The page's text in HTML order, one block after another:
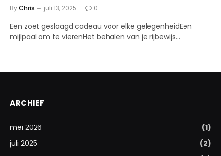
ByChris juli 13, 2025 0
Een zoet geslaagd cadeau voor elke gelegenheidEen
mijlpaal om te vierenHet behalen van je rijbewijs…
ARCHIEF
mei 2026
(1)
juli 2025
(2)